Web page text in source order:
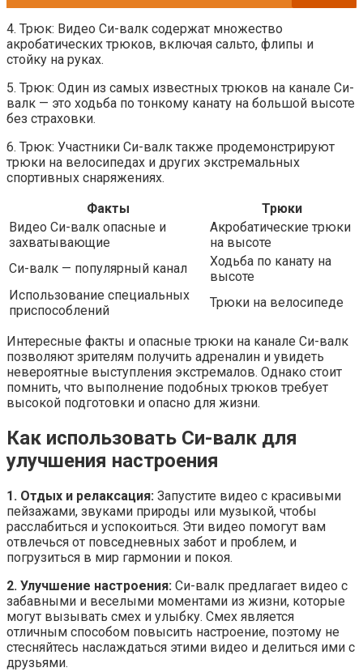
4. Трюк: Видео Си-валк содержат множество
акробатических трюков, включая сальто, флипы и
стойку на руках.
5. Трюк: Один из самых известных трюков на канале Си-
валк — это ходьба по тонкому канату на большой высоте
без страховки.
6. Трюк: Участники Си-валк также продемонстрируют
трюки на велосипедах и других экстремальных
спортивных снаряжениях.
Факты
Трюки
Видео Си-валк опасные и
захватывающие
Акробатические трюки
на высоте
Си-валк — популярный канал
Ходьба по канату на
высоте
Использование специальных
приспособлений
Трюки на велосипеде
Интересные факты и опасные трюки на канале Си-валк
позволяют зрителям получить адреналин и увидеть
невероятные выступления экстремалов. Однако стоит
помнить, что выполнение подобных трюков требует
высокой подготовки и опасно для жизни.
Как использовать Си-валк для
улучшения настроения
1. Отдых и релаксация: Запустите видео с красивыми
пейзажами, звуками природы или музыкой, чтобы
расслабиться и успокоиться. Эти видео помогут вам
отвлечься от повседневных забот и проблем, и
погрузиться в мир гармонии и покоя.
2. Улучшение настроения: Си-валк предлагает видео с
забавными и веселыми моментами из жизни, которые
могут вызывать смех и улыбку. Смех является
отличным способом повысить настроение, поэтому не
стесняйтесь наслаждаться этими видео и делиться ими с
друзьями.